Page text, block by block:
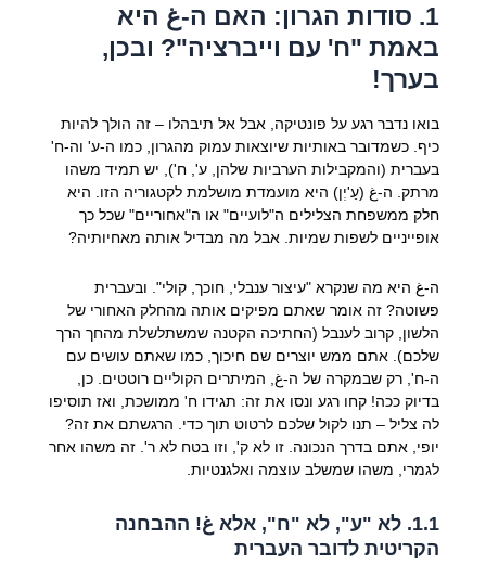
1. סודות הגרון: האם ה-غ היא
באמת "ח' עם וייברציה"? ובכן,
בערך!
בואו נדבר רגע על פונטיקה, אבל אל תיבהלו – זה הולך להיות
כיף. כשמדובר באותיות שיוצאות עמוק מהגרון, כמו ה-ע' וה-ח'
בעברית (והמקבילות הערביות שלהן, ע', ח'), יש תמיד משהו
מרתק. ה-غ (עַ'יְן) היא מועמדת מושלמת לקטגוריה הזו. היא
חלק ממשפחת הצלילים ה"לועיים" או ה"אחוריים" שכל כך
אופייניים לשפות שמיות. אבל מה מבדיל אותה מאחיותיה?
ה-غ היא מה שנקרא "עיצור ענבלי, חוכך, קולי". ובעברית
פשוטה? זה אומר שאתם מפיקים אותה מהחלק האחורי של
הלשון, קרוב לענבל (החתיכה הקטנה שמשתלשלת מהחך הרך
שלכם). אתם ממש יוצרים שם חיכוך, כמו שאתם עושים עם
ה-ח', רק שבמקרה של ה-غ, המיתרים הקוליים רוטטים. כן,
בדיוק ככה! קחו רגע ונסו את זה: תגידו ח' ממושכת, ואז תוסיפו
לה צליל – תנו לקול שלכם לרטוט תוך כדי. הרגשתם את זה?
יופי, אתם בדרך הנכונה. זו לא ק', וזו בטח לא ר'. זה משהו אחר
לגמרי, משהו שמשלב עוצמה ואלגנטיות.
1.1. לא "ע", לא "ח", אלא غ! ההבחנה
הקריטית לדובר העברית